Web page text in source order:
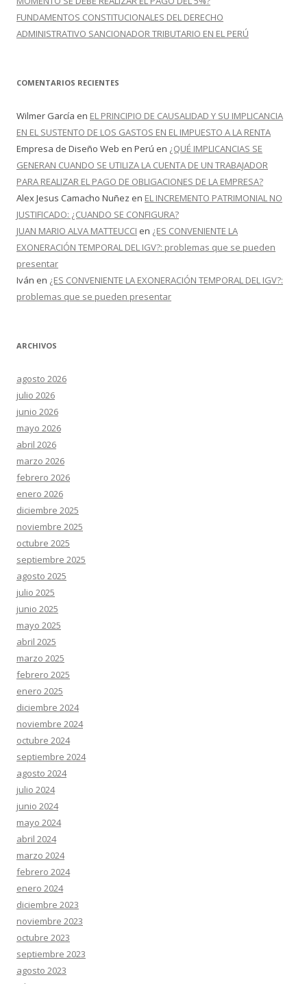
FUNDAMENTOS CONSTITUCIONALES DEL DERECHO
ADMINISTRATIVO SANCIONADOR TRIBUTARIO EN EL PERÚ
COMENTARIOS RECIENTES
Wilmer García en EL PRINCIPIO DE CAUSALIDAD Y SU IMPLICANCIA
EN EL SUSTENTO DE LOS GASTOS EN EL IMPUESTO A LA RENTA
Empresa de Diseño Web en Perú en ¿QUÉ IMPLICANCIAS SE
GENERAN CUANDO SE UTILIZA LA CUENTA DE UN TRABAJADOR
PARA REALIZAR EL PAGO DE OBLIGACIONES DE LA EMPRESA?
Alex Jesus Camacho Nuñez en EL INCREMENTO PATRIMONIAL NO
JUSTIFICADO: ¿CUANDO SE CONFIGURA?
JUAN MARIO ALVA MATTEUCCI en ¿ES CONVENIENTE LA
EXONERACIÓN TEMPORAL DEL IGV?: problemas que se pueden
presentar
Iván en ¿ES CONVENIENTE LA EXONERACIÓN TEMPORAL DEL IGV?:
problemas que se pueden presentar
ARCHIVOS
agosto 2026
julio 2026
junio 2026
mayo 2026
abril 2026
marzo 2026
febrero 2026
enero 2026
diciembre 2025
noviembre 2025
octubre 2025
septiembre 2025
agosto 2025
julio 2025
junio 2025
mayo 2025
abril 2025
marzo 2025
febrero 2025
enero 2025
diciembre 2024
noviembre 2024
octubre 2024
septiembre 2024
agosto 2024
julio 2024
junio 2024
mayo 2024
abril 2024
marzo 2024
febrero 2024
enero 2024
diciembre 2023
noviembre 2023
octubre 2023
septiembre 2023
agosto 2023